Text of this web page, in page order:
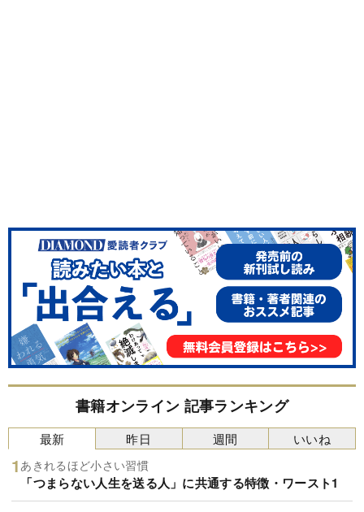
書籍オンライン 記事ランキング
最新
あきれるほど小さい習慣
「つまらない人生を送る人」に共通する特徴・ワースト1
昨日 週間 いいね